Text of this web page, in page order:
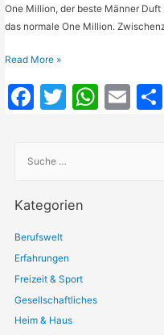
One Million, der beste Männer
das normale One Million.
PACO
One
Million
100
Read More »
F
e
b
o
o
k
T
W E
h
n
a
c
h
:
Kategorien
Berufswelt
Erfahrungen
Freizeit & Sport
Gesellschaftliches
Heim & Haus